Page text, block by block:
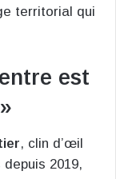
territorial qui
est
, clin d’œil
2019,